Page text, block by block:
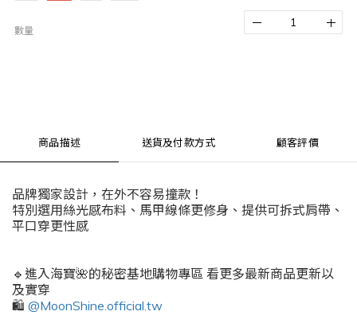
數量
商品描述 送貨及付款方式 顧客評價
品牌獨家設計，在外不容易撞款！
特別選用絲光感布料、馬甲線條更修身、提供可拆式肩帶、
平口穿更性感
🔹進入海寶🌺的秘密基地購物專區 看更多最新商品更新以
及實穿
🛍️ @MoonShine.official.tw